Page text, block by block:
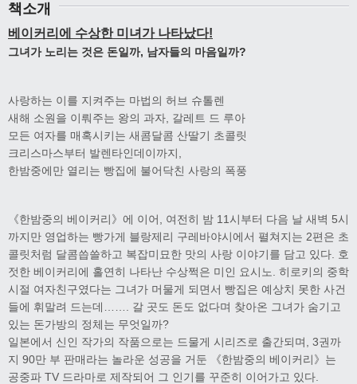
책소개
베이커리에 수상한 미녀가 나타났다!
그녀가 노리는 것은 돈일까, 남자들의 마음일까?
사랑하는 이를 지켜주는 마법의 허브 슈톨렌
새해 소원을 이뤄주는 왕의 과자, 갈레트 드 루아
모든 여자를 매혹시키는 새콤달콤 산딸기 초콜릿
크리스마스부터 발렌타인데이까지,
한밤중에만 열리는 빵집에 불어닥친 사랑의 폭풍
《한밤중의 베이커리》에 이어, 여전히 밤 11시부터 다음 날 새벽 5시
까지만 영업하는 빵가게 블랑제리 구레바야시에서 펼쳐지는 2편은 초
콜릿처럼 달콤씁쓸하고 복잡미묘한 맛의 사랑 이야기를 담고 있다. 호
젓한 베이커리에 홀연히 나타난 수상쩍은 미인 요시노. 히로키의 중학
시절 여자친구였다는 그녀가 머물게 되면서 빵집은 예상치 못한 사건
들에 휘말려 드는데……. 갈 곳도 돈도 없다며 찾아온 그녀가 숨기고
있는 돈가방의 정체는 무엇일까?
일본에서 신인 작가의 작품으로는 드물게 시리즈로 출간되며, 3권까
지 90만 부 판매라는 놀라운 성공을 거둔 《한밤중의 베이커리》는
공중파 TV 드라마로 제작되어 그 인기를 꾸준히 이어가고 있다.